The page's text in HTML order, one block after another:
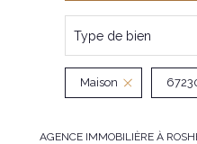
De l'ancien
De l'immo pro
Type de bien
Maison
AGENCE IMMOBILIÈRE À